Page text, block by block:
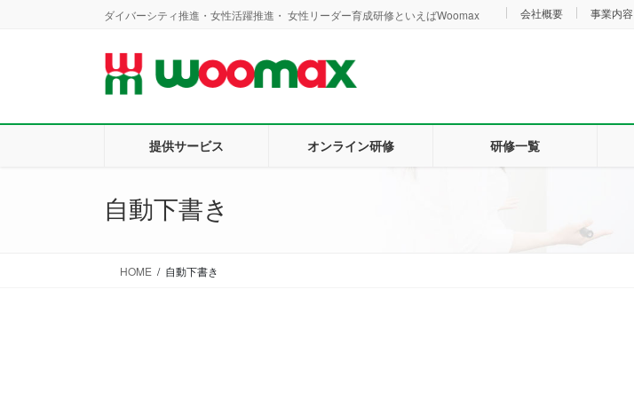
ダイバーシティ推進・女性活躍推進・ 女性リーダー育成研修といえばWoomax 会社概要 事業内容
提供サービス オンライン研修 研修一覧
自動下書き
HOME 自動下書き